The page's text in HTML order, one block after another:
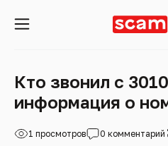
Кто звонил с
информация о
1 просмотров 0 комментарий